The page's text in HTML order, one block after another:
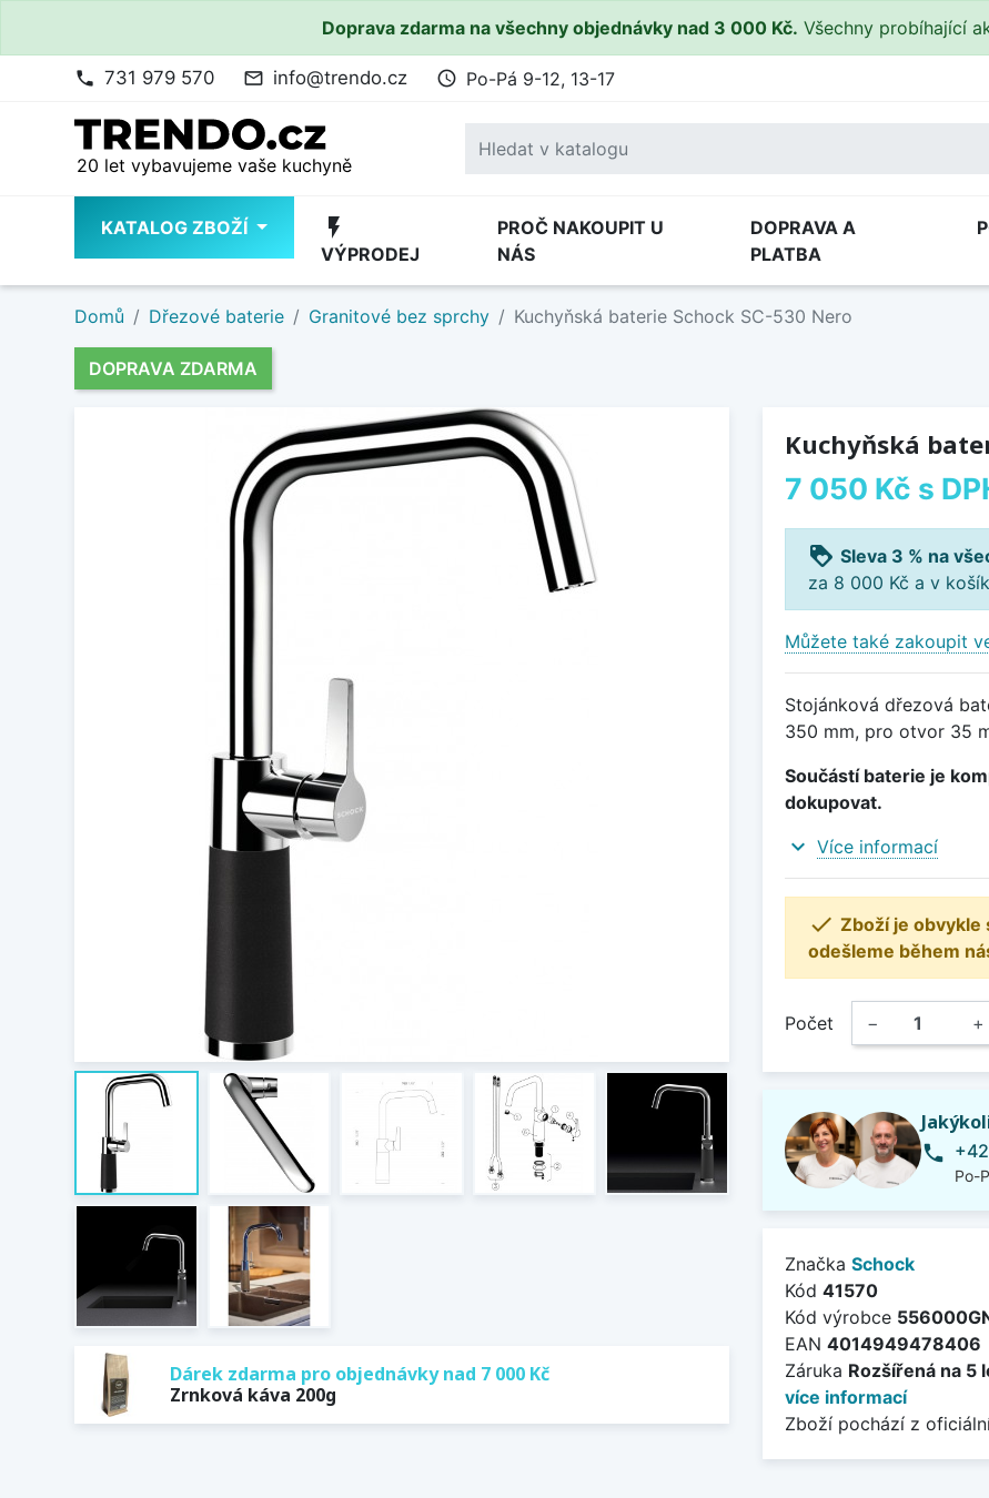
Doprava zdarma na všechny objednávky nad 3 000 Kč. Všechny probíhající
phone 731 979 570 mail_outline info@trendo.cz access_time Po-Pá 9-12, 13-17
20 let vybavujeme vaše kuchyně
KATALOG ZBOŽÍ flash_on
VÝPRODEJ
PROČ NAKOUPIT U
NÁS
DOPRAVA A
PLATBA
Domů Dřezové baterie Granitové bez sprchy Kuchyňská baterie Schock SC-530 Nero
DOPRAVA ZDARMA
Dárek zdarma pro objednávky nad 7 000 Kč
Zrnková káva 200g
Kuchyňská
7 050 Kč s
loyalty Sleva 3 % na
za 8 000 Kč a v
Můžete také zakoupit
Stojánková dřezová
350 mm, pro otvor 35
Součástí baterie je
dokupovat.
expand_more Více informací
 Zboží je obvykle
odešleme během
Počet − +
phone
Po-
Značka Schock
Kód 41570
Kód výrobce
EAN 4014949478406
Záruka Rozšířená na 5
více informací
Zboží pochází z